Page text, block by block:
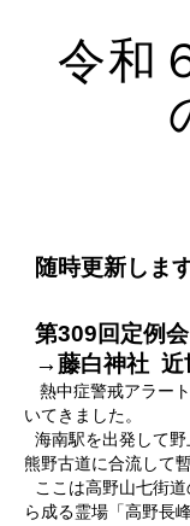
令和
随時更新します
第309回定例
→藤白神社 近
熱中症警戒アラー
いてきました。
海南駅を出発して
熊野古道に合流して
ここは高野山七街
ら成る霊場「高野長